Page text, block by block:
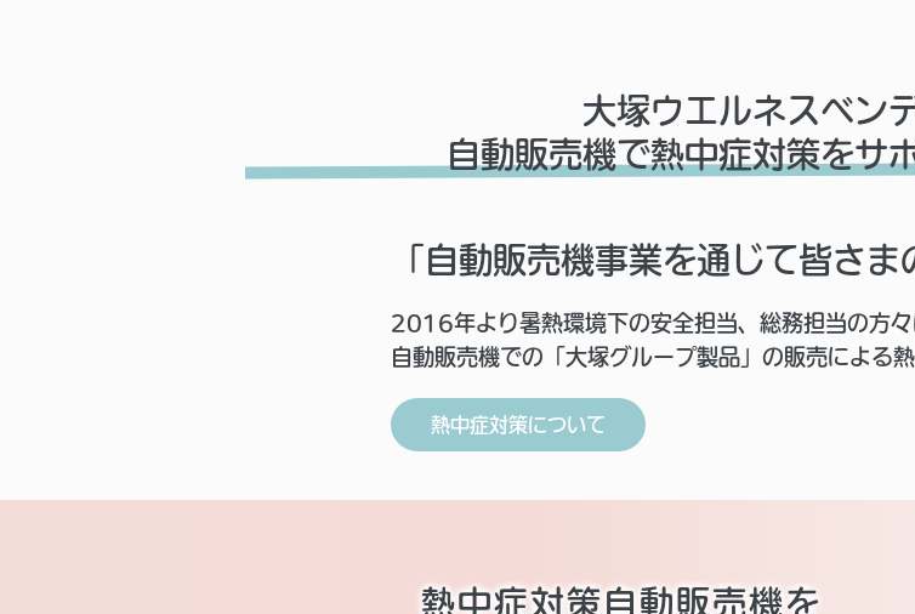
大塚ウエルネスベン
自動販売機で熱中症対策をサ
「自動販売機事業を通じて皆さま
2016年より暑熱環境下の安全担当、総務担当の方々
自動販売機での「大塚グループ製品」の販売による
熱中症対策について
熱中症対策自動販売機を